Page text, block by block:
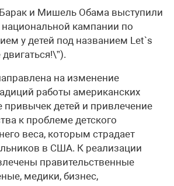
и Мишель Обама выступили
кампании по
у детей под названием Let`s
на изменение
работы американских
детей и привлечение
к проблеме детского
веса, которым страдает
в США. К реализации
правительственные
медики, бизнес,